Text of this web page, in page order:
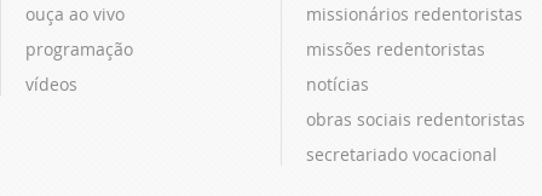
ouça ao vivo
programação
vídeos
missionários redentoristas
missões redentoristas
notícias
obras sociais redentoristas
secretariado vocacional